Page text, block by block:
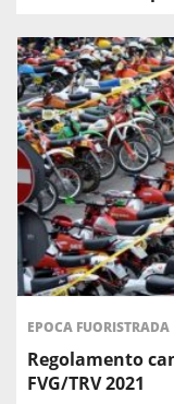
EPOCA FUORISTRADA
Regolamento
FVG/TRV 2021